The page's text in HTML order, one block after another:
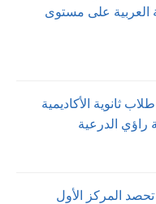
العربية على مستوى
ثانوية الأكاديمية
راؤي الدرعية
تحصد المركز الأول